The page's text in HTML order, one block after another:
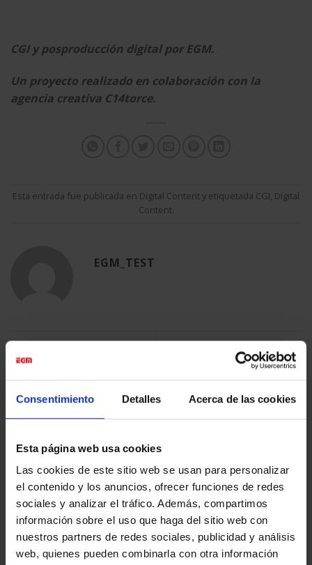
Consentimiento Detalles Acerca de las cookies
Esta página web usa cookies
Las cookies de este sitio web se usan para personalizar
el contenido y los anuncios, ofrecer funciones de redes
sociales y analizar el tráfico. Además, compartimos
información sobre el uso que haga del sitio web con
nuestros partners de redes sociales, publicidad y análisis
web, quienes pueden combinarla con otra información
CGI y posproducción digital por EGM.
Un proyecto realizado en colaboración con la
agencia creativa C14torce.
Esta entrada fue publicada en Digital Contenty etiquetada CGI, Digital
Content.
EGM_TEST
Carlos Pérez Siquier
Comprometidos con la
sostenibilidad y el medio
ambiente
ÚLTIMAS NOTICIAS
LA CAPELLA
Comentarios desactivadosen
LA
CAPELLA
LA VIRREINA
Comentarios desactivadosen